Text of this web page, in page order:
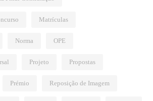
Matrículas
Norma OPE
Projeto Propostas
Prémio Reposição de Imagem